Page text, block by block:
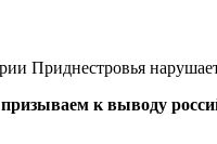
Приднестровья
к выводу